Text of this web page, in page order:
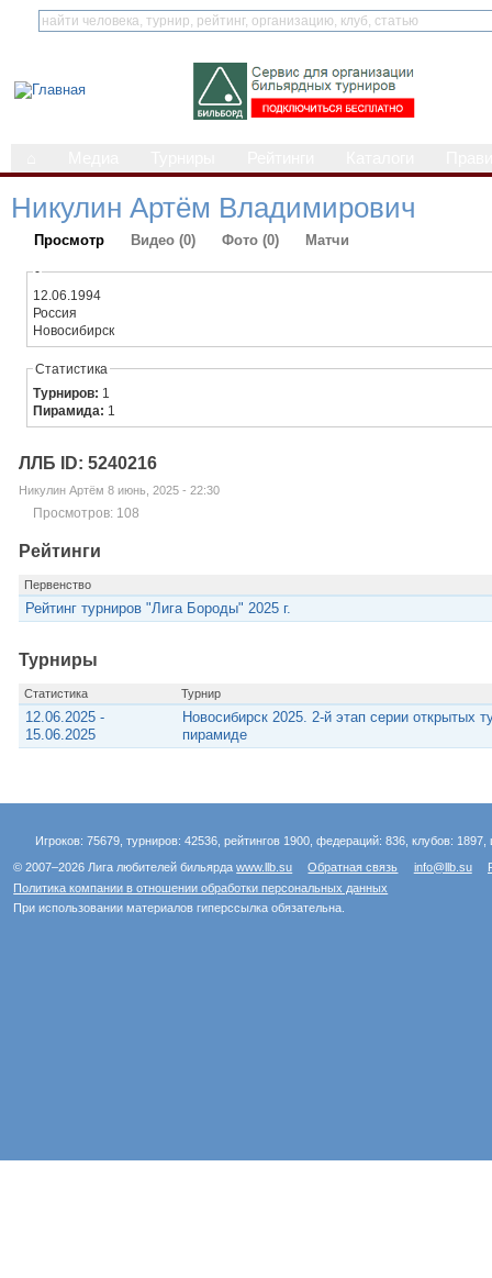
Никулин Артём Владимирович
Просмотр Видео (0) Фото (0) Матчи
-
12.06.1994
Россия
Новосибирск
Статистика
Турниров: 1
Пирамида: 1
ЛЛБ ID: 5240216
Никулин Артём 8 июнь, 2025 - 22:30
Просмотров: 108
Рейтинги
Первенство
Рейтинг турниров "Лига Бороды" 2025 г.
Турниры
Статистика Турнир
12.06.2025 -
15.06.2025
Новосибирск 2025. 2-й этап серии открытых
пирамиде
Игроков: 75679, турниров: 42536, рейтингов 1900, федераций: 836, клубов:
© 2007–2026 Лига любителей бильярдаwww.llb.su Обратная связь info@llb.su
Политика компании в отношении обработки персональных данных
При использовании материалов гиперссылка обязательна.